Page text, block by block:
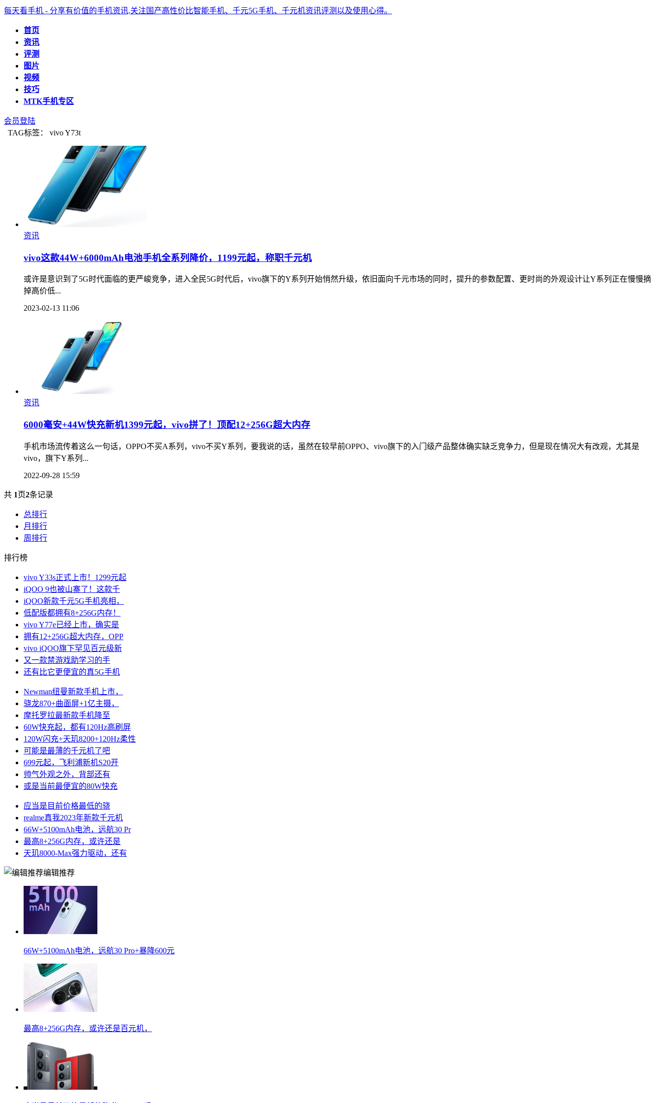
每天看手机 - 分享有价值的手机资讯,关注国产高性价比智能手机、千元5G手机、千元机资讯评测以及使用心得。
首页
资讯
评测
图片
视频
技巧
MTK手机专区
会员登陆
TAG标签： vivo Y73t
资讯
vivo这款44W+6000mAh电池手机全系列降价，1199元起，称职千元机
或许是意识到了5G时代面临的更严峻竞争，进入全民5G时代后，vivo旗下的Y系列开始悄然升级，依旧面向千元市场的同时，提升的参数配置、更时尚的外观设计让Y系列正在慢慢摘
掉高价低...
2023-02-13 11:06
资讯
6000毫安+44W快充新机1399元起，vivo拼了！顶配12+256G超大内存
手机市场流传着这么一句话，OPPO不买A系列，vivo不买Y系列，要我说的话，虽然在较早前OPPO、vivo旗下的入门级产品整体确实缺乏竞争力，但是现在情况大有改观，尤其是
vivo，旗下Y系列...
2022-09-28 15:59
共 1页2条记录
总排行
月排行
周排行
排行榜
vivo Y33s正式上市！1299元起
iQOO 9也被山寨了！这款千
iQOO新款千元5G手机亮相，
低配版都拥有8+256G内存！
vivo Y77e已经上市，确实是
拥有12+256G超大内存，OPP
vivo iQOO旗下罕见百元级新
又一款禁游戏助学习的手
还有比它更便宜的真5G手机
Newman纽曼新款手机上市，
骁龙870+曲面屏+1亿主摄，
摩托罗拉最新款手机降至
60W快充起，都有120Hz高刷屏
120W闪充+天玑8200+120Hz柔性
可能是最薄的千元机了吧
699元起，飞利浦新机S20开
帅气外观之外，背部还有
或是当前最便宜的80W快充
应当是目前价格最低的骁
realme真我2023年新款千元机
66W+5100mAh电池，远航30 Pr
最高8+256G内存，或许还是
天玑8000-Max强力驱动，还有
编辑推荐
66W+5100mAh电池，远航30 Pro+暴降600元
最高8+256G内存，或许还是百元机，